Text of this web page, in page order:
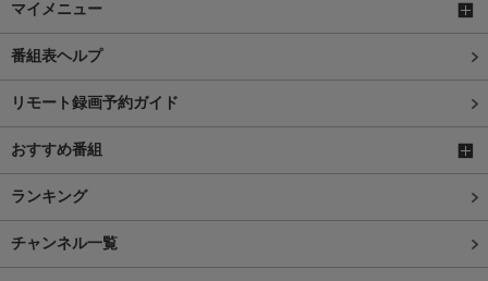
マイメニュー
番組表ヘルプ
リモート録画予約ガイド
おすすめ番組
ランキング
チャンネル一覧